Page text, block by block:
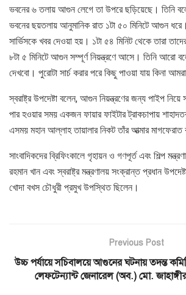
ভবনের ৬ তলায় আগুন লেগে তা উপরে ছড়িয়েছে। তিনি
ভবনের ছয়তলায় আনুমানিক রাত ১টা ৫০ মিনিটে আগুন ধরে।
সার্ভিসকে খবর দেওয়া হয়। ১টা ৫৪ মিনিট থেকে তারা
৮টা ৫ মিনিটে আগুন সম্পূর্ণ নিয়ন্ত্রণে আসে। তিনি আরো
দেখবো। পুরোটা সার্চ করার পরে কিছু পাওয়া যায় কিনা
স্বরাষ্ট্র উপদেষ্টা বলেন, আগুন নিয়ন্ত্রণের জন্য পাইপ নিয়ে
পার হওয়ার সময় একজন ফায়ার ফাইটার ট্রাকচাপায়
এসময় মহান আল্লাহ তায়ালার নিকট তাঁর আত্মার মাগফেরাত
সাংবাদিকদের ব্রিফিংকালে গৃহায়ন ও গণপূর্ত এবং শিল্প
রহমান খান এবং স্বরাষ্ট্র মন্ত্রণালয় সংক্রান্ত প্রধান
খোদা বখস চৌধুরী প্রমুখ উপস্থিত ছিলেন।
Previous Post
উচ্চ পর্যায়ে সচিবালয়ে আগুনের ঘটনায় তদন্ত কমিটি
লেফটেন্যান্ট জেনারেল (অব.) মো.